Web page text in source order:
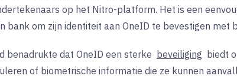
op het Nitro-platform. Het is een
bank om zijn identiteit aan OneID te bevestigen met
benadrukte dat OneID een sterke beveiliging biedt
of biometrische informatie die ze kunnen